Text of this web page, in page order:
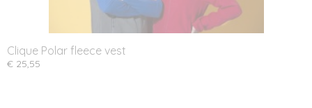
Clique Polar fleece vest
€ 25,55